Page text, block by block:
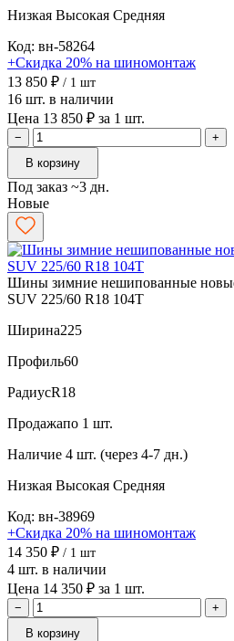
Низкая Высокая Средняя
Код: вн-58264
+Скидка 20% на шиномонтаж
13 850 ₽ / 1 шт
16 шт. в наличии
Цена 13 850 ₽ за 1 шт.
−
+
В корзину
Под заказ ~3 дн.
Новые
Шины зимние нешипованные
SUV 225/60 R18 104T
Ширина225
Профиль60
РадиусR18
Продажапо 1 шт.
Наличие 4 шт. (через 4-7 дн.)
Низкая Высокая Средняя
Код: вн-38969
+Скидка 20% на шиномонтаж
14 350 ₽ / 1 шт
4 шт. в наличии
Цена 14 350 ₽ за 1 шт.
−
+
В корзину